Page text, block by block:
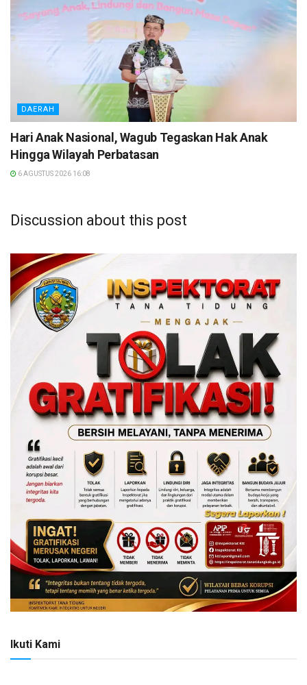
DAERAH
Hari Anak Nasional, Wagub Tegaskan Hak Anak
Hingga Wilayah Perbatasan
6 AGUSTUS 2026 16:08
Discussion about this post
Ikuti Kami